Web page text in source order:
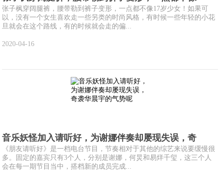
张子枫穿阔腿裤，腰带勒到裤子变形，一点都不像17岁少女！如果可
以，没有一个女生喜欢走一些另类的时尚风格，有时候一些年轻的小花
旦就会在这个路线，有的时候就会走的偏...
2020-04-16
音乐妖怪加入请听好，为谢娜伴奏却屡现失误，奇
《朋友请听好》是一档电台节目，节奏相对于其他的综艺来说要缓慢很
多。固定的嘉宾只有3个人，分别是谢娜，何炅和易烊千玺，这三个人
会在每一期节目当中，搭档新的成员完成...